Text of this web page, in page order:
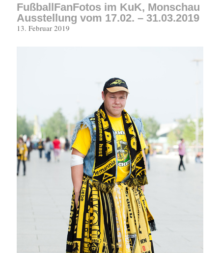
FußballFanFotos im KuK, Monschau
Ausstellung vom 17.02. – 31.03.2019
Veröffentlicht
13. Februar 2019